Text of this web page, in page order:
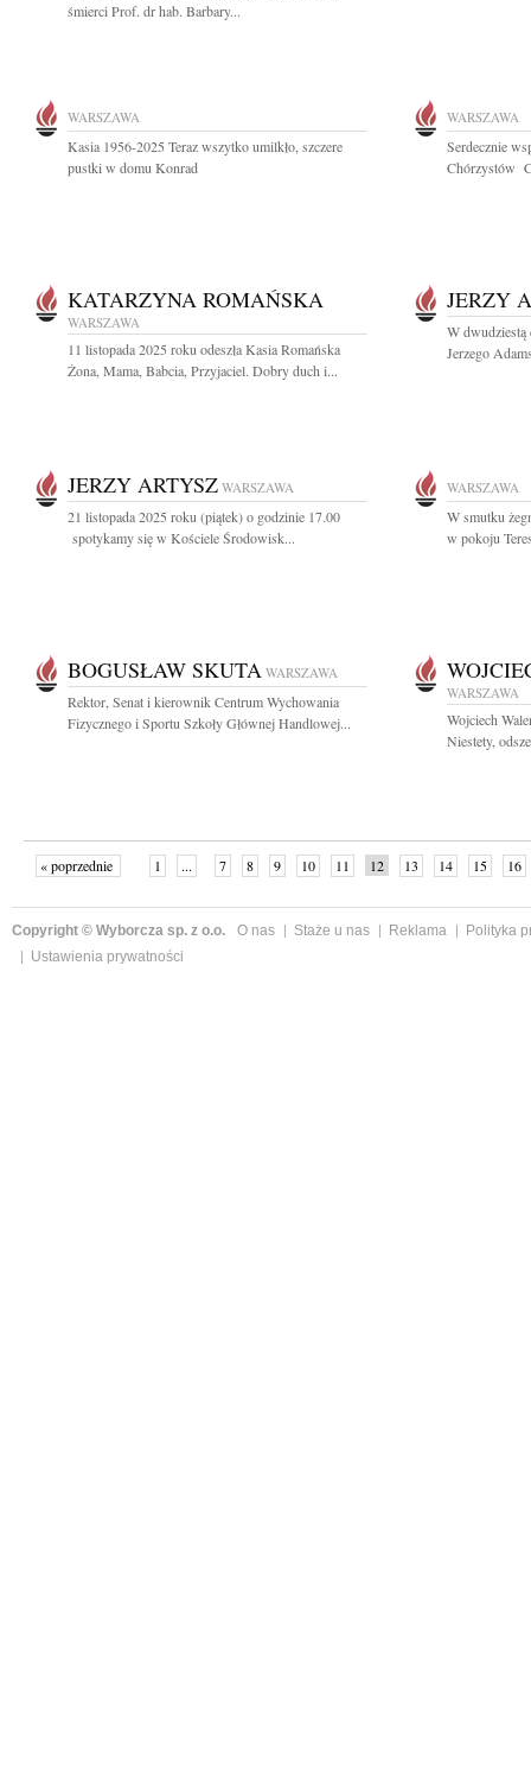
śmierci Prof. dr hab. Barbary...
WARSZAWA
Kasia 1956-2025 Teraz wszytko umilkło, szczere
pustki w domu Konrad
WARSZAWA
Serdecznie
Chórzystów
KATARZYNA ROMAŃSKA
WARSZAWA
11 listopada 2025 roku odeszła Kasia Romańska
Żona, Mama, Babcia, Przyjaciel. Dobry duch i...
JERZY
W dwudziestą
Jerzego
JERZY ARTYSZ WARSZAWA
21 listopada 2025 roku (piątek) o godzinie 17.00
spotykamy się w Kościele Środowisk...
WARSZAWA
W smutku
w pokoju
BOGUSŁAW SKUTA WARSZAWA
Rektor, Senat i kierownik Centrum Wychowania
Fizycznego i Sportu Szkoły Głównej Handlowej...
WARSZAWA
Wojciech
Niestety,
« poprzednie 1 ... 7 8 9 10 11 12 13 14 15 16
Copyright © Wyborcza sp. z o.o. O nas Staże u nas Reklama
Polityka
Ustawienia prywatności